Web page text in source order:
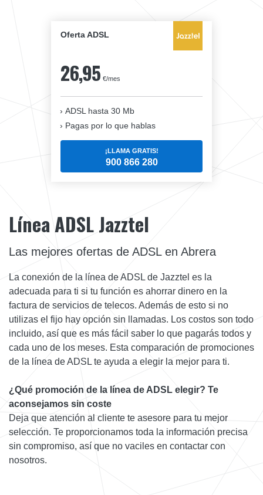
Oferta ADSL
26,95 €/mes
ADSL hasta 30 Mb
Pagas por lo que hablas
¡LLAMA GRATIS!
900 866 280
Línea ADSL Jazztel
Las mejores ofertas de ADSL en Abrera
La conexión de la línea de ADSL de Jazztel es la
adecuada para ti si tu función es ahorrar dinero en la
factura de servicios de telecos. Además de esto si no
utilizas el fijo hay opción sin llamadas. Los costos son todo
incluido, así que es más fácil saber lo que pagarás todos y
cada uno de los meses. Esta comparación de promociones
de la línea de ADSL te ayuda a elegir la mejor para ti.
¿Qué promoción de la línea de ADSL elegir? Te
aconsejamos sin coste
Deja que atención al cliente te asesore para tu mejor
selección. Te proporcionamos toda la información precisa
sin compromiso, así que no vaciles en contactar con
nosotros.